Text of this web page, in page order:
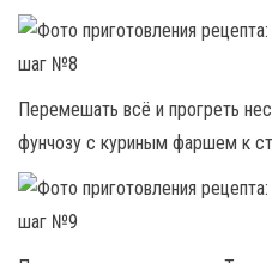
Перемешать всё и прогреть
фунчозу с куриным фаршем к